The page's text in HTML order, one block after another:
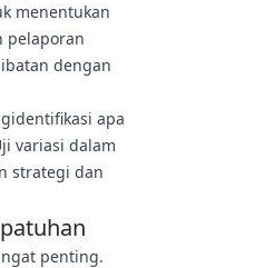
menentukan
pelaporan
dengan
apa
variasi dalam
strategi dan
penting.